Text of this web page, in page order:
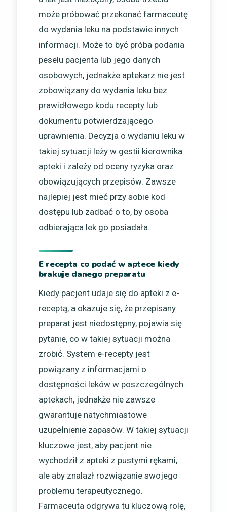
może próbować przekonać farmaceutę
do wydania leku na podstawie innych
informacji. Może to być próba podania
peselu pacjenta lub jego danych
osobowych, jednakże aptekarz nie jest
zobowiązany do wydania leku bez
prawidłowego kodu recepty lub
dokumentu potwierdzającego
uprawnienia. Decyzja o wydaniu leku w
takiej sytuacji leży w gestii kierownika
apteki i zależy od oceny ryzyka oraz
obowiązujących przepisów. Zawsze
najlepiej jest mieć przy sobie kod
dostępu lub zadbać o to, by osoba
odbierająca lek go posiadała.
E recepta co podać w aptece kiedy
brakuje danego preparatu
Kiedy pacjent udaje się do apteki z e-
receptą, a okazuje się, że przepisany
preparat jest niedostępny, pojawia się
pytanie, co w takiej sytuacji można
zrobić. System e-recepty jest
powiązany z informacjami o
dostępności leków w poszczególnych
aptekach, jednakże nie zawsze
gwarantuje natychmiastowe
uzupełnienie zapasów. W takiej sytuacji
kluczowe jest, aby pacjent nie
wychodził z apteki z pustymi rękami,
ale aby znalazł rozwiązanie swojego
problemu terapeutycznego.
Farmaceuta odgrywa tu kluczową rolę,